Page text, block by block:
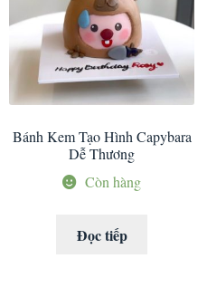
Bánh Kem Tạo Hình Capybara
Dễ Thương
Còn hàng
Đọc tiếp